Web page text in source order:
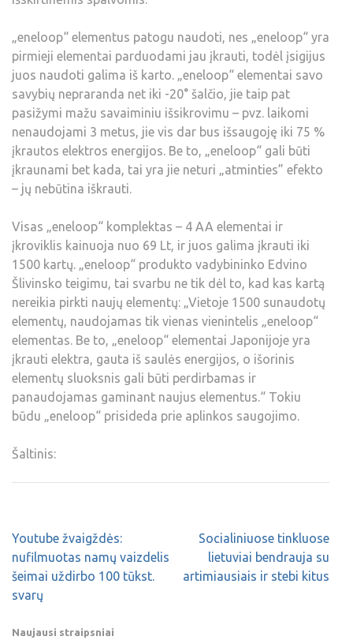
„eneloop“ elementus patogu naudoti, nes „eneloop“ yra
pirmieji elementai parduodami jau įkrauti, todėl įsigijus
juos naudoti galima iš karto. „eneloop“ elementai savo
savybių nepraranda net iki -20° šalčio, jie taip pat
pasižymi mažu savaiminiu išsikrovimu – pvz. laikomi
nenaudojami 3 metus, jie vis dar bus išsaugoję iki 75 %
įkrautos elektros energijos. Be to, „eneloop“ gali būti
įkraunami bet kada, tai yra jie neturi „atminties” efekto
– jų nebūtina iškrauti.
Visas „eneloop“ komplektas – 4 AA elementai ir
įkroviklis kainuoja nuo 69 Lt, ir juos galima įkrauti iki
1500 kartų. „eneloop“ produkto vadybininko Edvino
Šlivinsko teigimu, tai svarbu ne tik dėl to, kad kas kartą
nereikia pirkti naujų elementų: „Vietoje 1500 sunaudotų
elementų, naudojamas tik vienas vienintelis „eneloop“
elementas. Be to, „eneloop“ elementai Japonijoje yra
įkrauti elektra, gauta iš saulės energijos, o išorinis
elementų sluoksnis gali būti perdirbamas ir
panaudojamas gaminant naujus elementus.“ Tokiu
būdu „eneloop“ prisideda prie aplinkos saugojimo.
Šaltinis:
Youtube žvaigždės:
nufilmuotas namų vaizdelis
šeimai uždirbo 100 tūkst.
svarų
Socialiniuose tinkluose
lietuviai bendrauja su
artimiausiais ir stebi kitus
Naujausi straipsniai